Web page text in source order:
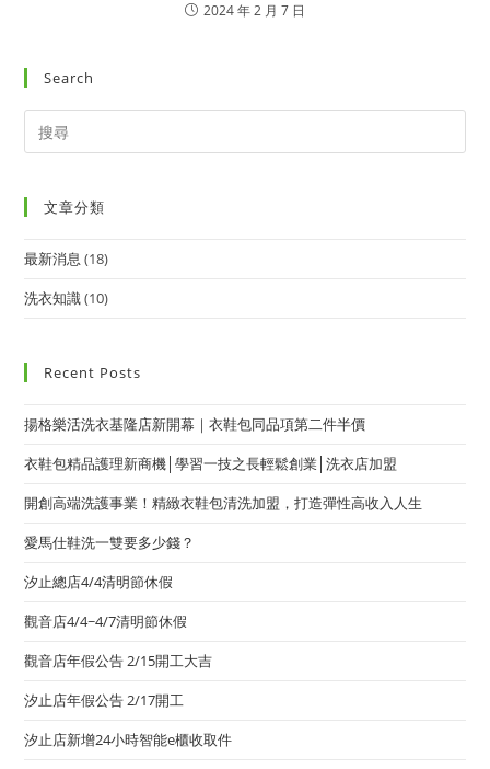
2024 年 2 月 7 日
Search
文章分類
最新消息 (18)
洗衣知識(10)
Recent Posts
揚格樂活洗衣基隆店新開幕｜衣鞋包同品項第二件半價
衣鞋包精品護理新商機│學習一技之長輕鬆創業│洗衣店加盟
開創高端洗護事業！精緻衣鞋包清洗加盟，打造彈性高收入人生
愛馬仕鞋洗一雙要多少錢？
汐止總店4/4清明節休假
觀音店4/4~4/7清明節休假
觀音店年假公告 2/15開工大吉
汐止店年假公告 2/17開工
汐止店新增24小時智能e櫃收取件